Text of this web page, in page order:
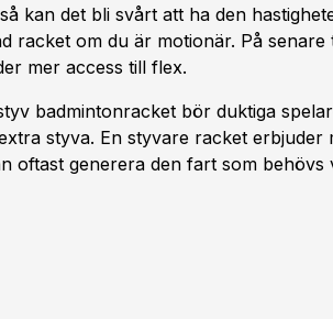
kan det bli svårt att ha den
racket om du är motionär. På
mer access till flex.
badmintonracket bör duktiga
styva. En styvare racket
oftast generera den fart som